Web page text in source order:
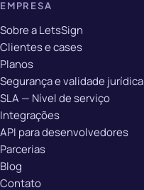
EMPRESA
Sobre a LetsSign
Clientes e cases
Planos
Segurança e validade jurídica
SLA — Nível de serviço
Integrações
API para desenvolvedores
Parcerias
Blog
Contato